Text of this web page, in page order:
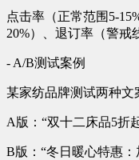
点击率（正常范围5-
20%）、退订率（警戒
- A/B测试案例
某家纺品牌测试两种文
A版：“双十二床品5折
B版：“冬日暖心特惠